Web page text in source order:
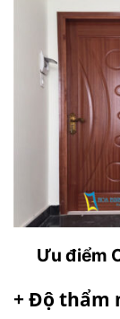
Ưu điểm
+ Độ thẩm